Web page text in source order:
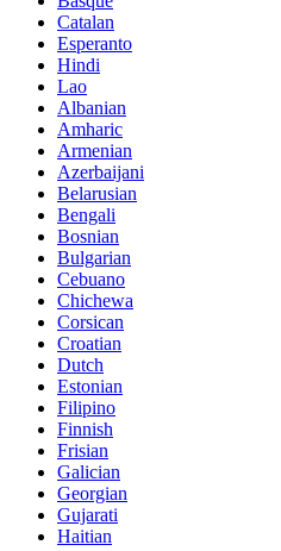
Catalan
Esperanto
Hindi
Lao
Albanian
Amharic
Armenian
Azerbaijani
Belarusian
Bengali
Bosnian
Bulgarian
Cebuano
Chichewa
Corsican
Croatian
Dutch
Estonian
Filipino
Finnish
Frisian
Galician
Georgian
Gujarati
Haitian